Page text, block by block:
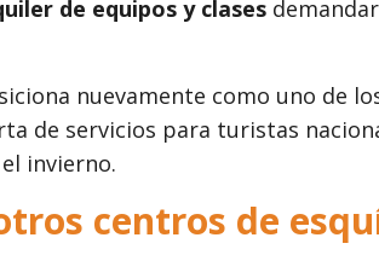
de equipos y clases
nuevamente como uno de
de servicios para turistas
invierno.
centros de